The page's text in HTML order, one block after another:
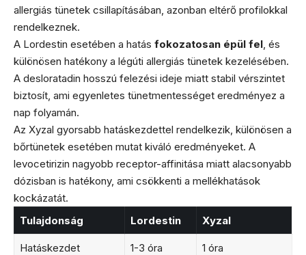
allergiás tünetek csillapításában, azonban eltérő profilokkal
rendelkeznek.
A Lordestin esetében a hatás fokozatosan épül fel, és
különösen hatékony a légúti allergiás tünetek kezelésében.
A desloratadin hosszú felezési ideje miatt stabil vérszintet
biztosít, ami egyenletes tünetmentességet eredményez a
nap folyamán.
Az Xyzal gyorsabb hatáskezdettel rendelkezik, különösen a
bőrtünetek esetében mutat kiváló eredményeket. A
levocetirizin nagyobb receptor-affinitása miatt alacsonyabb
dózisban is hatékony, ami csökkenti a mellékhatások
kockázatát.
Tulajdonság
Lordestin Xyzal
Hatáskezdet 1-3 óra 1 óra